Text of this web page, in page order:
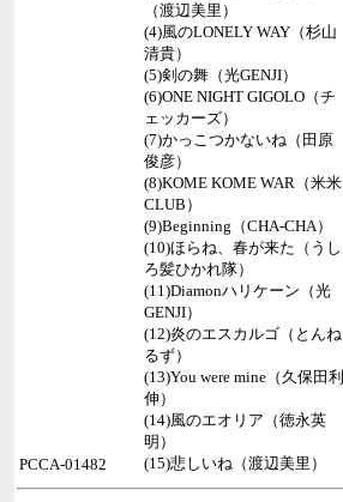
（渡辺美里）
(4)風のLONELY WAY（杉山
清貴）
(5)剣の舞（光GENJI）
(6)ONE NIGHT GIGOLO（チ
ェッカーズ）
(7)かっこつかないね（田原
俊彦）
(8)KOME KOME WAR（米米
CLUB）
(9)Beginning（CHA-CHA）
(10)ほらね、春が来た（うし
ろ髪ひかれ隊）
(11)Diamonハリケーン（光
GENJI）
(12)炎のエスカルゴ（とんね
るず）
(13)You were mine（久保田利
伸）
(14)風のエオリア（徳永英
明）
(15)悲しいね（渡辺美里）
PCCA-01482